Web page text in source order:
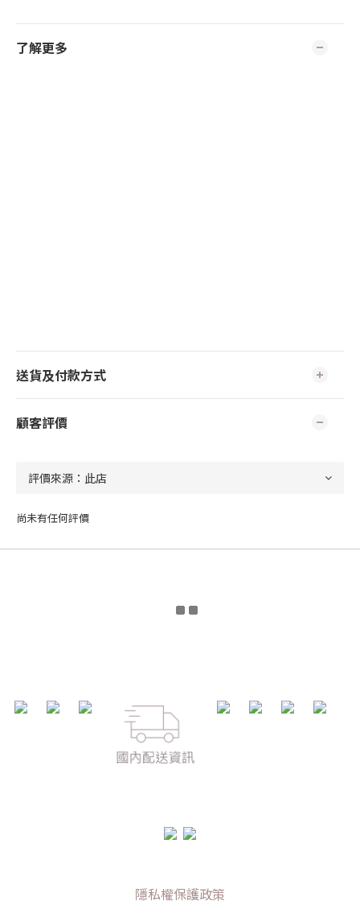
了解更多
送貨及付款方式
顧客評價
尚未有任何評價
隱私權保護政策